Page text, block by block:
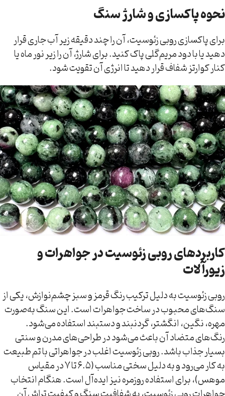
نحوه پاکسازی و شارژ سنگ
برای پاکسازی روبی زئوسیت، آن را چند دقیقه زیر آب جاری قرار
دهید یا با دود مریم‌گلی پاک کنید. برای شارژ، آن را زیر نور ماه یا
کنار کوارتز شفاف قرار دهید تا انرژی آن تقویت شود.
کاربردهای روبی زئوسیت در جواهرات و
زیورآلات
روبی زئوسیت به دلیل ترکیب رنگ قرمز و سبز چشم‌نوازش، یکی از
سنگ‌های محبوب در ساخت جواهرات است. این سنگ به‌صورت
مهره، نگین، انگشتر، گردنبند و دستبند استفاده می‌شود.
رنگ‌های متضاد آن باعث می‌شود در طراحی‌های مدرن و سنتی
بسیار جذاب باشد. روبی زئوسیت اغلب در جواهراتی با تم طبیعت
به کار می‌رود و به دلیل سختی مناسب (6.5 تا 7 در مقیاس
موهس)، برای استفاده روزمره نیز ایده‌آل است. هنگام انتخاب